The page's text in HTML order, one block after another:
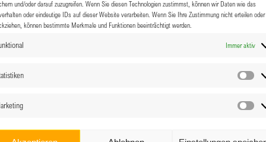
und/oder darauf zuzugreifen. Wenn Sie diesen Technologien zustimmst, können wir Daten wie das
oder eindeutige IDs auf dieser Website verarbeiten. Wenn Sie Ihre Zustimmung nicht erteilen oder
können bestimmte Merkmale und Funktionen beeinträchtigt werden.
Immer aktiv
und sich vernetzen, das Ganze bei einem
Der perfekte Anlass, um sich die „Business &